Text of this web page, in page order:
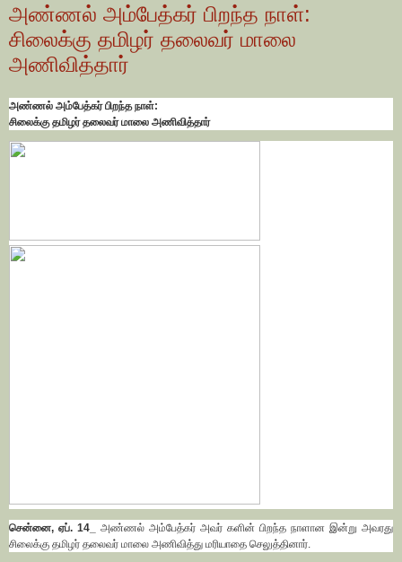
அண்ணல் அம்பேத்கர் பிறந்த நாள்:
சிலைக்கு தமிழர் தலைவர் மாலை
அணிவித்தார்
அண்ணல் அம்பேத்கர் பிறந்த நாள்:
சிலைக்கு தமிழர் தலைவர் மாலை அணிவித்தார்
சென்னை, ஏப். 14_
அண்ணல் அம்பேத்கர் அவர் களின் பிறந்த நாளான இன்று அவரது
சிலைக்கு தமிழர் தலைவர் மாலை அணிவித்து மரியாதை செலுத்தினார்.